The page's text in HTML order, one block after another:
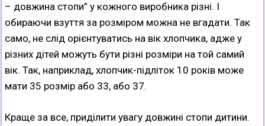
– довжина стопи” у кожного виробника різні. І
обираючи взуття за розміром можна не вгадати. Так
само, не слід орієнтуватись на вік хлопчика, адже у
різних дітей можуть бути різні розміри на той самий
вік. Так, наприклад, хлопчик-підліток 10 років може
мати 35 розмір або 33, або 37.
Краще за все, приділити увагу довжині стопи дитини.